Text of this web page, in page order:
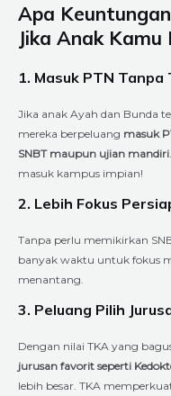
Apa
Jika Anak Kamu
1. Masuk PTN Tanpa
Jika anak Ayah dan Bunda
mereka berpeluang masuk
SNBT maupun ujian mandiri
masuk kampus impian!
2. Lebih Fokus
Tanpa perlu memikirkan
banyak waktu untuk fokus
menantang.
3. Peluang Pilih
Dengan nilai TKA yang
jurusan favorit seperti
lebih besar. TKA